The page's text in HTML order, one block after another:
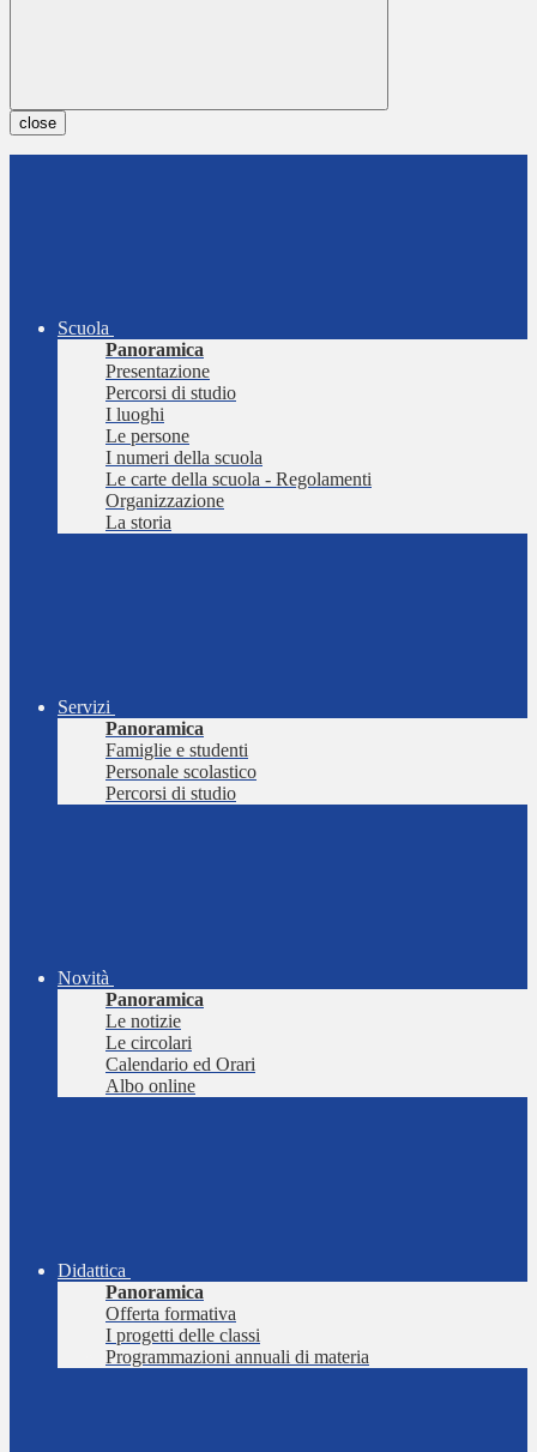
close
Scuola
Panoramica
Presentazione
Percorsi di studio
I luoghi
Le persone
I numeri della scuola
Le carte della scuola - Regolamenti
Organizzazione
La storia
Servizi
Panoramica
Famiglie e studenti
Personale scolastico
Percorsi di studio
Novità
Panoramica
Le notizie
Le circolari
Calendario ed Orari
Albo online
Didattica
Panoramica
Offerta formativa
I progetti delle classi
Programmazioni annuali di materia